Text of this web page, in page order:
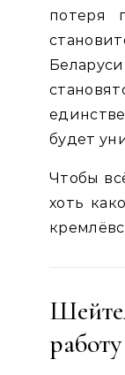
потеря
будет
Чтобы
хоть